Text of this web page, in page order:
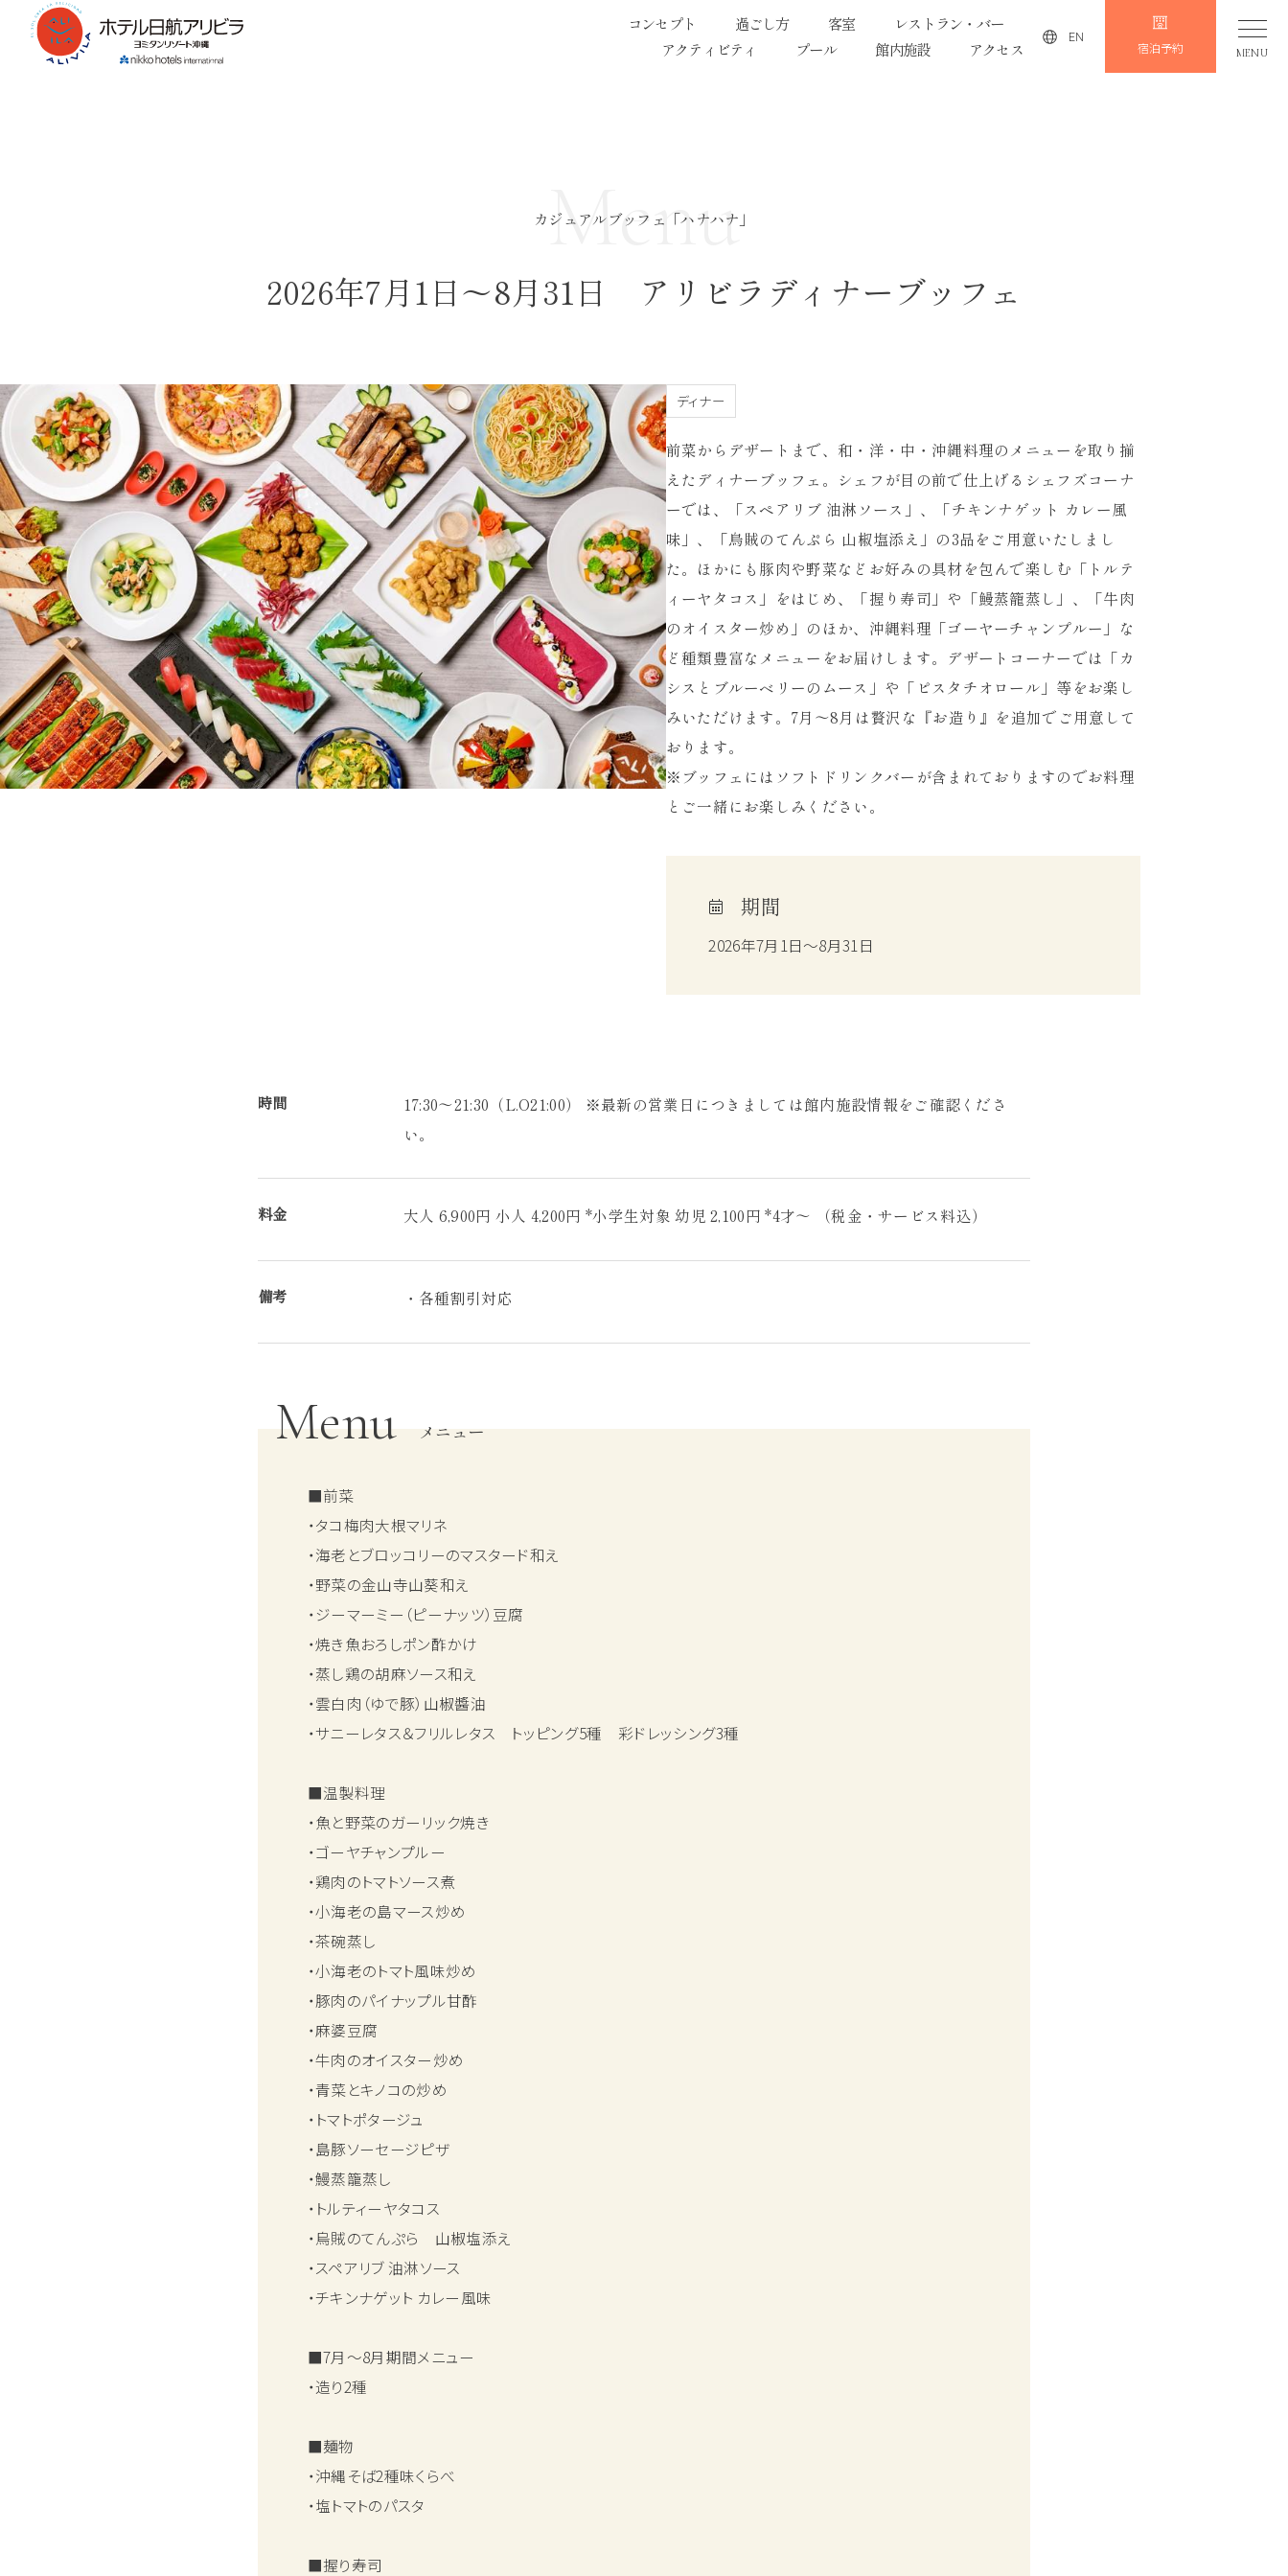
コンセプト 過ごし方 客室
レストラン・バー
アクティビティ
プール 館内施設 アクセス
EN
宿泊予約 MENU
Menu
カジュアルブッフェ「ハナハナ」
2026年7月1日～8月31日 アリビラディナーブッフェ
ディナー
前菜からデザートまで、和・洋・中・沖縄料理のメニューを取り揃
えたディナーブッフェ。シェフが目の前で仕上げるシェフズコーナ
ーでは、「スペアリブ 油淋ソース」、「チキンナゲット カレー風
味」、「烏賊のてんぷら 山椒塩添え」の3品をご用意いたしまし
た。ほかにも豚肉や野菜などお好みの具材を包んで楽しむ「トルテ
ィーヤタコス」をはじめ、「握り寿司」や「鰻蒸籠蒸し」、「牛肉
のオイスター炒め」のほか、沖縄料理「ゴーヤーチャンプルー」な
ど種類豊富なメニューをお届けします。デザートコーナーでは「カ
シスとブルーベリーのムース」や「ピスタチオロール」等をお楽し
みいただけます。7月～8月は贅沢な『お造り』を追加でご用意して
おります。
※ブッフェにはソフトドリンクバーが含まれておりますのでお料理
とご一緒にお楽しみください。
期間
2026年7月1日～8月31日
時間
17:30～21:30（L.O21:00） ※最新の営業日につきましては館内施設情報をご確認くださ
い。
料金 大人 6,900円 小人 4,200円 *小学生対象 幼児 2,100円 *4才～ （税金・サービス料込）
備考 ・各種割引対応
Menu メニュー
■前菜
・タコ梅肉大根マリネ
・海老とブロッコリーのマスタード和え
・野菜の金山寺山葵和え
・ジーマーミー（ピーナッツ）豆腐
・焼き魚おろしポン酢かけ
・蒸し鶏の胡麻ソース和え
・雲白肉（ゆで豚）山椒醬油
・サニーレタス＆フリルレタス トッピング5種 彩ドレッシング3種
■温製料理
・魚と野菜のガーリック焼き
・ゴーヤチャンプルー
・鶏肉のトマトソース煮
・小海老の島マース炒め
・茶碗蒸し
・小海老のトマト風味炒め
・豚肉のパイナップル甘酢
・麻婆豆腐
・牛肉のオイスター炒め
・青菜とキノコの炒め
・トマトポタージュ
・島豚ソーセージピザ
・鰻蒸籠蒸し
・トルティーヤタコス
・烏賊のてんぷら 山椒塩添え
・スペアリブ 油淋ソース
・チキンナゲット カレー風味
■7月～8月期間メニュー
・造り2種
■麺物
・沖縄そば2種味くらべ
・塩トマトのパスタ
■握り寿司